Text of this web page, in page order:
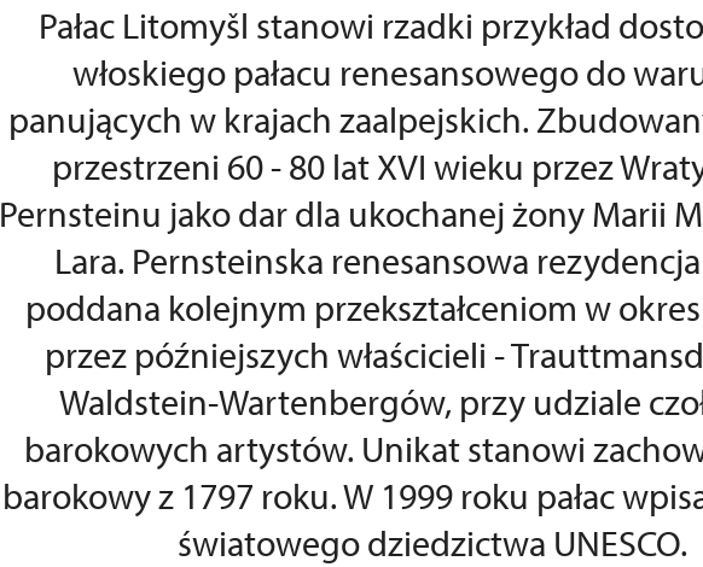
Pałac Litomyšl stanowi rzadki przykład
włoskiego pałacu renesansowego do
panujących w krajach zaalpejskich.
przestrzeni 60 - 80 lat XVI wieku przez
Pernsteinu jako dar dla ukochanej żony Marii
Lara. Pernsteinska renesansowa rezydencja
poddana kolejnym przekształceniom w
przez późniejszych właścicieli -
Waldstein-Wartenbergów, przy udziale
barokowych artystów. Unikat stanowi
barokowy z 1797 roku. W 1999 roku pałac
światowego dziedzictwa UNESCO.